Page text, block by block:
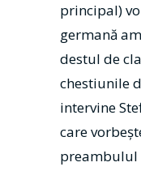
principal)
germană
destul de
chestiunile
intervine
care
preambulul